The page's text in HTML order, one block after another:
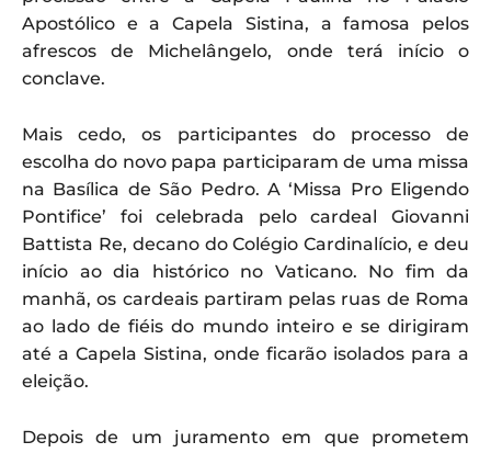
Apostólico e a Capela Sistina, a famosa pelos
afrescos de Michelângelo, onde terá início o
conclave.
Mais cedo, os participantes do processo de
escolha do novo papa participaram de uma missa
na Basílica de São Pedro. A ‘Missa Pro Eligendo
Pontifice’ foi celebrada pelo cardeal Giovanni
Battista Re, decano do Colégio Cardinalício, e deu
início ao dia histórico no Vaticano. No fim da
manhã, os cardeais partiram pelas ruas de Roma
ao lado de fiéis do mundo inteiro e se dirigiram
até a Capela Sistina, onde ficarão isolados para a
eleição.
Depois de um juramento em que prometem